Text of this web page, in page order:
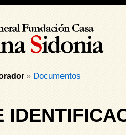
» Documentos